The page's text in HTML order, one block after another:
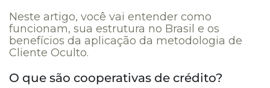
Neste artigo, você vai entender como
funcionam, sua estrutura no Brasil e os
benefícios da aplicação da metodologia de
Cliente Oculto.
O que são cooperativas de crédito?